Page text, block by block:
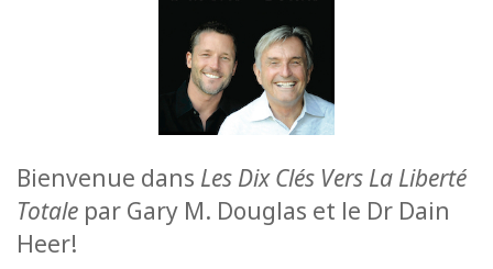
Termékek
nyelv
szerint
Bienvenue dans Les Dix Clés Vers La Liberté
Totale par Gary M. Douglas et le Dr Dain
Heer!